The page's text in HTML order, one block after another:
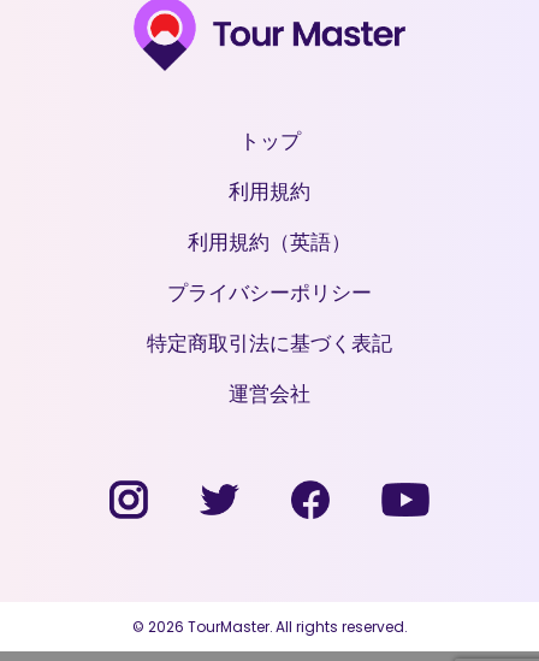
トップ
利用規約
利用規約（英語）
プライバシーポリシー
特定商取引法に基づく表記
運営会社
© 2026 TourMaster. All rights reserved.